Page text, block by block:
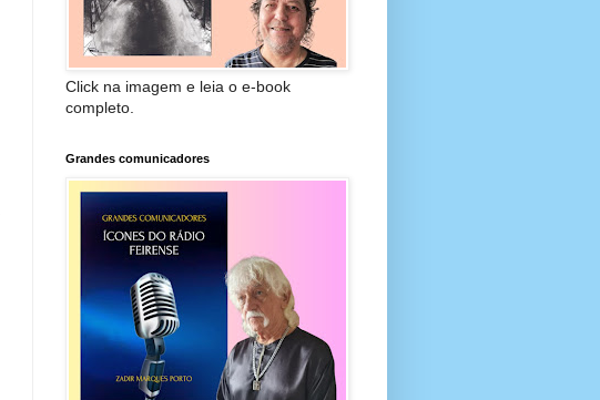
Click na imagem e leia o e-book
completo.
Grandes comunicadores